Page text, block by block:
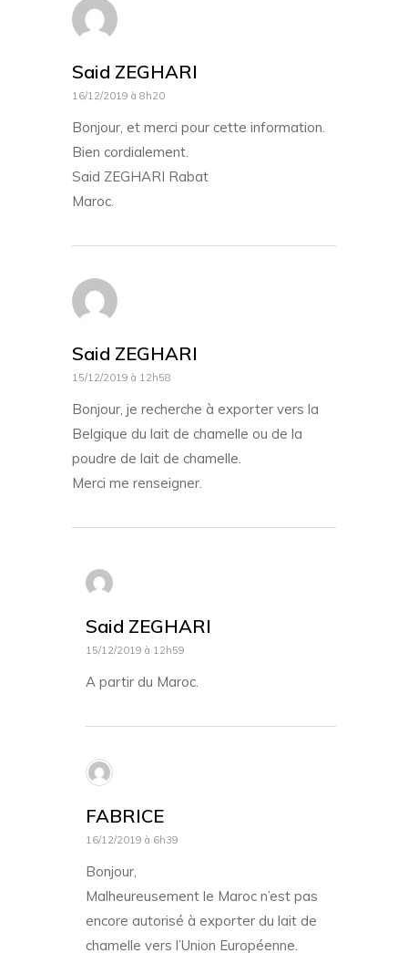
Said ZEGHARI
16/12/2019 à 8h20
Bonjour, et merci pour cette information.
Bien cordialement.
Said ZEGHARI Rabat
Maroc.
Said ZEGHARI
15/12/2019 à 12h58
Bonjour, je recherche à exporter vers la
Belgique du lait de chamelle ou de la
poudre de lait de chamelle.
Merci me renseigner.
Said ZEGHARI
15/12/2019 à 12h59
A partir du Maroc.
FABRICE
16/12/2019 à 6h39
Bonjour,
Malheureusement le Maroc n’est pas
encore autorisé à exporter du lait de
chamelle vers l’Union Européenne.